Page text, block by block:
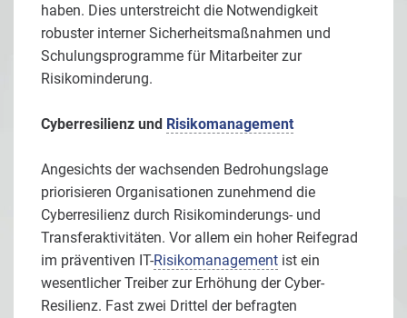
haben. Dies unterstreicht die Notwendigkeit
robuster interner Sicherheitsmaßnahmen und
Schulungsprogramme für Mitarbeiter zur
Risikominderung.
Cyberresilienz und Risikomanagement
Angesichts der wachsenden Bedrohungslage
priorisieren Organisationen zunehmend die
Cyberresilienz durch Risikominderungs- und
Transferaktivitäten. Vor allem ein hoher Reifegrad
im präventiven IT-Risikomanagement ist ein
wesentlicher Treiber zur Erhöhung der Cyber-
Resilienz. Fast zwei Drittel der befragten